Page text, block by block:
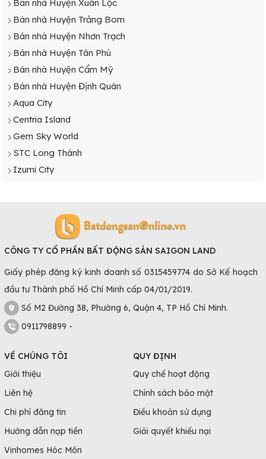
Bán nhà Huyện Xuân Lộc
Bán nhà Huyện Trảng Bom
Bán nhà Huyện Nhơn Trạch
Bán nhà Huyện Tân Phú
Bán nhà Huyện Cẩm Mỹ
Bán nhà Huyện Định Quán
Aqua City
Centria Island
Gem Sky World
STC Long Thành
Izumi City
CÔNG TY CỔ PHẦN BẤT ĐỘNG SẢN SAIGON LAND
Giấy phép đăng ký kinh doanh số 0315459774 do Sở Kế hoạch
đầu tư Thành phố Hồ Chí Minh cấp 04/01/2019.
Số M2 Đường 38, Phường 6, Quận 4, TP Hồ Chí Minh.
0911798899 -
VỀ CHÚNG TÔI
Giới thiệu
Liên hệ
Chi phí đăng tin
Hướng dẫn nạp tiền
Vinhomes Hóc Môn
QUY ĐỊNH
Quy chế hoạt động
Chính sách bảo mật
Điều khoản sử dụng
Giải quyết khiếu nại